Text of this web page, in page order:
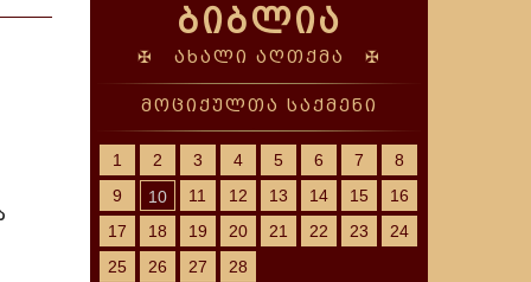
ბიბლია
✠ ახალი აღთქმა ✠
მოციქულთა საქმენი
1 2 3 4 5 6 7
8
9
10 11 12 13 14 15
16
17
18 19 20 21 22 23
24
25
26 27 28